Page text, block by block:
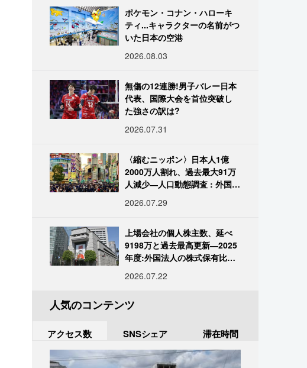
ポケモン・コナン・ハローキ
ティ...キャラクターの名前がつ
いた日本の空港
2026.08.03
無傷の12連勝!男子バレー日本
代表、国際大会を首位突破し
た強さの訳は?
2026.07.31
〈縮むニッポン〉日本人1億
2000万人割れ、過去最大91万
人減少―人口動態調査 : 外国人
2026.07.29
上場会社の個人株主数、延べ
9198万と過去最高更新―2025
年度:外国法人の株式保有比率
2026.07.22
人気のコンテンツ
アクセス数 SNSシェア 滞在時間